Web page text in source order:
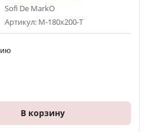
Sofi De MarkO
Артикул:М-180х200-Т
В корзину